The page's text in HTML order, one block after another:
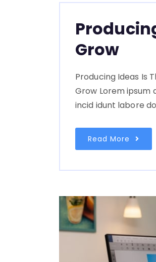
Grow
Producing Ideas Is
Grow Lorem ipsum
incid idunt labore
Read More